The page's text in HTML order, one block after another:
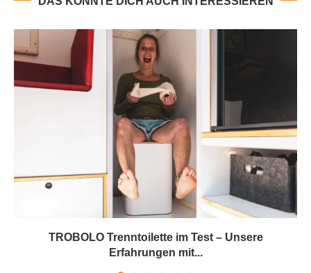
TROBOLO Trenntoilette im Test – Unsere
Erfahrungen mit...